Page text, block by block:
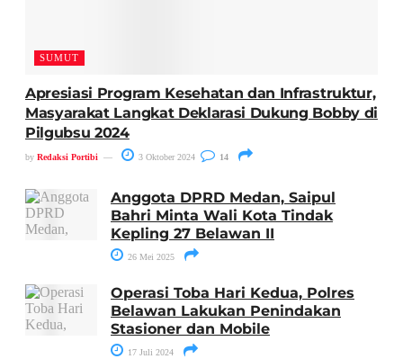
SUMUT
Apresiasi Program Kesehatan dan Infrastruktur,
Masyarakat Langkat Deklarasi Dukung Bobby di
Pilgubsu 2024
by Redaksi Portibi 3 Oktober 2024 14
Anggota DPRD Medan, Saipul
Bahri Minta Wali Kota Tindak
Kepling 27 Belawan II
26 Mei 2025
Operasi Toba Hari Kedua, Polres
Belawan Lakukan Penindakan
Stasioner dan Mobile
17 Juli 2024